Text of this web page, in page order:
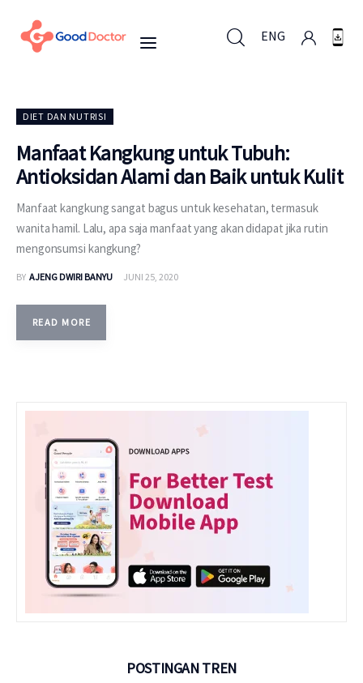
ENG
Untuk Bisnis
Untuk Anda
Berita
Layanan
DIET DAN NUTRISI
Manfaat Kangkung untuk Tubuh:
Antioksidan Alami dan Baik untuk Kulit
Manfaat kangkung sangat bagus untuk kesehatan, termasuk
wanita hamil. Lalu, apa saja manfaat yang akan didapat jika rutin
mengonsumsi kangkung?
BY AJENG DWIRI BANYU JUNI 25, 2020
READ MORE
POSTINGAN TREN